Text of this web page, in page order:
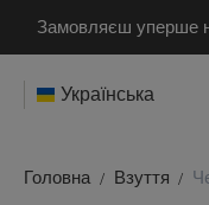
Замовляєш уперше
Українська
Головна Взуття